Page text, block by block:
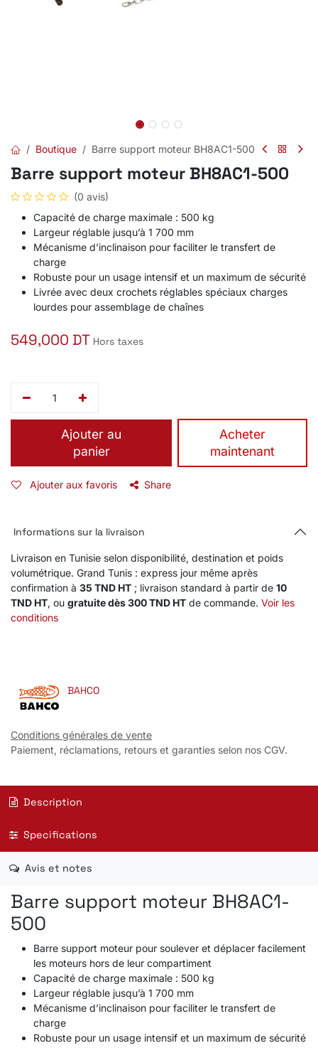
Boutique Barre support moteur BH8AC1-500
Barre support moteur BH8AC1-500
(0 avis)
Capacité de charge maximale : 500 kg
Largeur réglable jusqu’à 1 700 mm
Mécanisme d’inclinaison pour faciliter le transfert de
charge
Robuste pour un usage intensif et un maximum de sécurité
Livrée avec deux crochets réglables spéciaux charges
lourdes pour assemblage de chaînes
549,000 DT Hors taxes
Ajouter au
panier
​Acheter
maintenant
Ajouter aux favoris Share
Informations sur la livraison
Livraison en Tunisie selon disponibilité, destination et poids
volumétrique. Grand Tunis : express jour même après
confirmation à 35 TND HT ; livraison standard à partir de 10
TND HT, ou gratuite dès 300 TND HT de commande. Voir les
conditions
BAHCO
Conditions générales de vente
Paiement, réclamations, retours et garanties selon nos CGV.
Description
Specifications
Avis et notes
Barre support moteur BH8AC1-
500
Barre support moteur pour soulever et déplacer facilement
les moteurs hors de leur compartiment
Capacité de charge maximale : 500 kg
Largeur réglable jusqu’à 1 700 mm
Mécanisme d’inclinaison pour faciliter le transfert de
charge
Robuste pour un usage intensif et un maximum de sécurité